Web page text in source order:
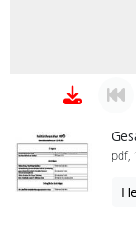
pdf,